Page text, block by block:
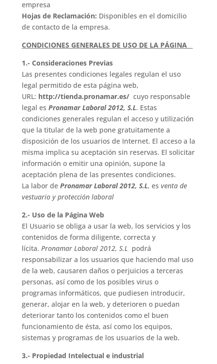
empresa
Hojas de Reclamación: Disponibles en el domicilio
de contacto de la empresa.
CONDICIONES GENERALES DE USO DE LA PÁGINA
1.- Consideraciones Previas
Las presentes condiciones legales regulan el uso
legal permitido de esta página web,
URL: http://tienda.pronamar.es/cuyo responsable
legal es Pronamar Laboral 2012, S.L. Estas
condiciones generales regulan el acceso y utilización
que la titular de la web pone gratuitamente a
disposición de los usuarios de Internet. El acceso a la
misma implica su aceptación sin reservas. El solicitar
información o emitir una opinión, supone la
aceptación plena de las presentes condiciones.
La labor de Pronamar Laboral 2012, S.L, es venta de
vestuario y protección laboral
2.- Uso de la Página Web
El Usuario se obliga a usar la web, los servicios y los
contenidos de forma diligente, correcta y
lícita. Pronamar Laboral 2012, S.L podrá
responsabilizar a los usuarios que haciendo mal uso
de la web, causaren daños o perjuicios a terceras
personas, así como de los posibles virus o
programas informáticos, que pudiesen introducir,
generar, alojar en la web, y deterioren o puedan
deteriorar tanto los contenidos como el buen
funcionamiento de ésta, así como los equipos,
sistemas y programas de los usuarios de la web.
3.- Propiedad Intelectual e industrial